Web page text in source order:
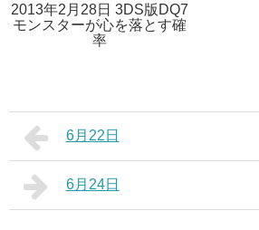
2013年2月28日 3DS版DQ7
モンスターが心を落とす確
率
6月22日
6月24日